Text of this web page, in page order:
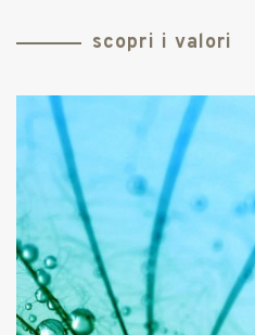
scopri i valori